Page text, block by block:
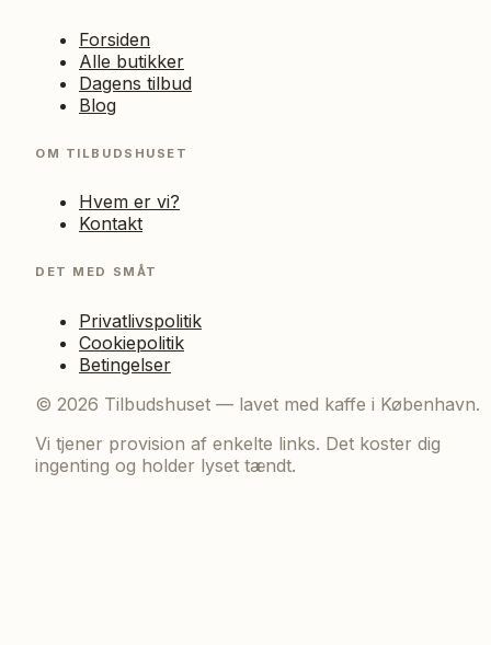
Forsiden
Alle butikker
Dagens tilbud
Blog
OM TILBUDSHUSET
Hvem er vi?
Kontakt
DET MED SMÅT
Privatlivspolitik
Cookiepolitik
Betingelser
© 2026 Tilbudshuset — lavet med kaffe i København.
Vi tjener provision af enkelte links. Det koster dig
ingenting og holder lyset tændt.